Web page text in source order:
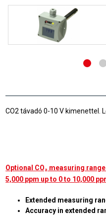
CO2 távadó 0-10 V kimenettel.
Optional CO₂ measuring
5,000 ppm up to 0 to 10,000
Extended measuring
Accuracy in extended